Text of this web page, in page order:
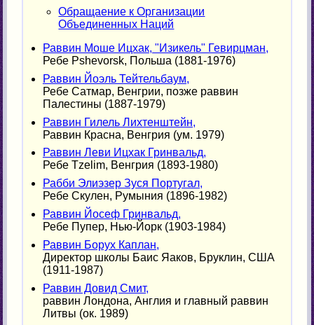
Обращаение к Организации
Объединенных Наций
Раввин Моше Ицхак, "Изикель" Гевирцман,
Ребе Pshevorsk, Польша (1881-1976)
Раввин Йоэль Тейтельбаум,
Ребе Сатмар, Венгрии, позже раввин
Палестины (1887-1979)
Раввин Гилель Лихтенштейн,
Раввин Красна, Венгрия (ум. 1979)
Раввин Леви Ицхак Гринвальд,
Ребе Tzelim, Венгрия (1893-1980)
Рабби Элиэзер Зуся Португал,
Ребе Скулен, Румыния (1896-1982)
Раввин Йосеф Гринвальд,
Ребе Пупер, Нью-Йорк (1903-1984)
Раввин Борух Каплан,
Директор школы Баис Яаков, Бруклин, США
(1911-1987)
Раввин Довид Смит,
раввин Лондона, Англия и главный раввин
Литвы (ок. 1989)